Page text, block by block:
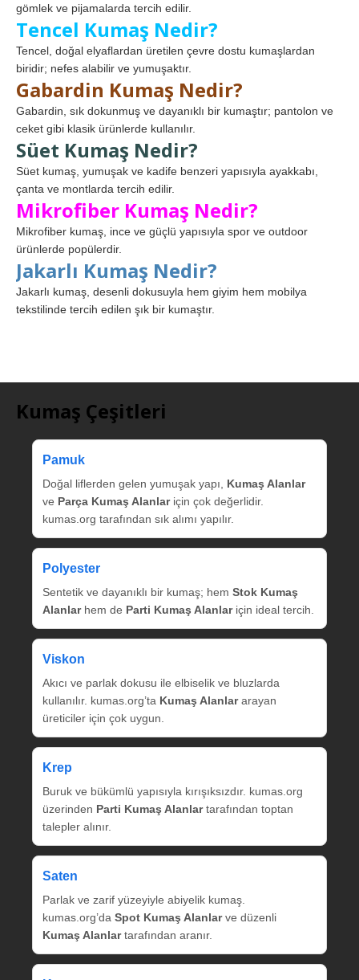
gömlek ve pijamalarda tercih edilir.
Tencel Kumaş Nedir?
Tencel, doğal elyaflardan üretilen çevre dostu kumaşlardan
biridir; nefes alabilir ve yumuşaktır.
Gabardin Kumaş Nedir?
Gabardin, sık dokunmuş ve dayanıklı bir kumaştır; pantolon ve
ceket gibi klasik ürünlerde kullanılır.
Süet Kumaş Nedir?
Süet kumaş, yumuşak ve kadife benzeri yapısıyla ayakkabı,
çanta ve montlarda tercih edilir.
Mikrofiber Kumaş Nedir?
Mikrofiber kumaş, ince ve güçlü yapısıyla spor ve outdoor
ürünlerde popülerdir.
Jakarlı Kumaş Nedir?
Jakarlı kumaş, desenli dokusuyla hem giyim hem mobilya
tekstilinde tercih edilen şık bir kumaştır.
Kumaş Çeşitleri
Pamuk
Doğal liflerden gelen yumuşak yapı, Kumaş Alanlar
ve Parça Kumaş Alanlariçin çok değerlidir.
kumas.org tarafından sık alımı yapılır.
Polyester
Sentetik ve dayanıklı bir kumaş; hem Stok Kumaş
Alanlarhem de Parti Kumaş Alanlariçin ideal tercih.
Viskon
Akıcı ve parlak dokusu ile elbiselik ve bluzlarda
kullanılır. kumas.org’ta Kumaş Alanlararayan
üreticiler için çok uygun.
Krep
Buruk ve bükümlü yapısıyla kırışıksızdır. kumas.org
üzerinden Parti Kumaş Alanlartarafından toptan
talepler alınır.
Saten
Parlak ve zarif yüzeyiyle abiyelik kumaş.
kumas.org’da Spot Kumaş Alanlarve düzenli
Kumaş Alanlartarafından aranır.